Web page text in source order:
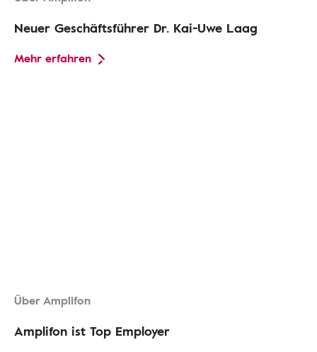
Neuer Geschäftsführer Dr. Kai-Uwe Laag
Mehr erfahren
Über Amplifon
Amplifon ist Top Employer